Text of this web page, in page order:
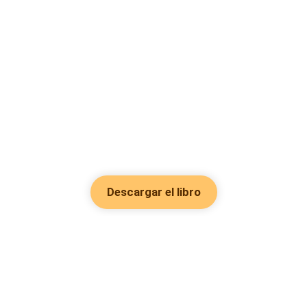
Descargar el libro